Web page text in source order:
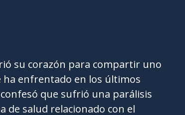
su corazón para compartir uno
ha enfrentado en los últimos
que sufrió una parálisis
de salud relacionado con el